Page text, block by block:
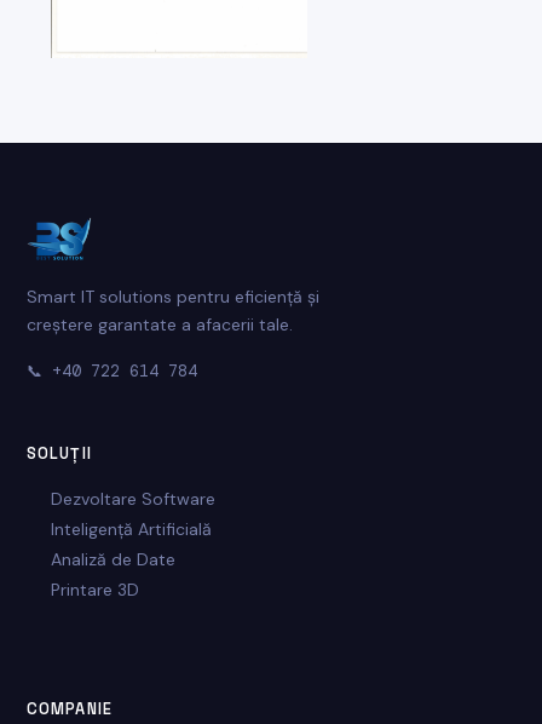
Smart IT solutions pentru eficiență și
creștere garantate a afacerii tale.
📞 +40 722 614 784
SOLUȚII
Dezvoltare Software
Inteligență Artificială
Analiză de Date
Printare 3D
COMPANIE